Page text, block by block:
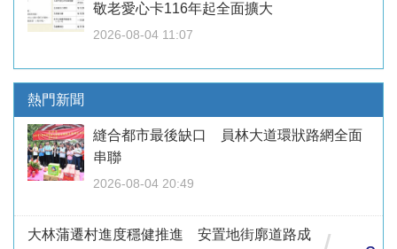
敬老愛心卡116年起全面擴大
2026-08-04 11:07
熱門新聞
縫合都市最後缺口 員林大道環狀路網全面
串聯
2026-08-04 20:49
大林蒲遷村進度穩健推進 安置地街廓道路成